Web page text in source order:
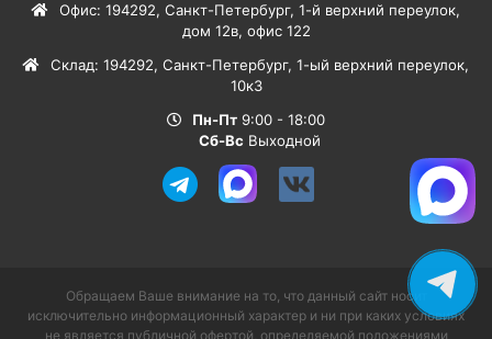
Офис: 194292, Санкт-Петербург, 1-й верхний переулок,
дом 12в, офис 122
Склад: 194292, Санкт-Петербург, 1-ый верхний переулок,
10к3
Пн-Пт 9:00 - 18:00
Сб-Вс Выходной
Обращаем Ваше внимание на то, что данный сайт носит
исключительно информационный характер и ни при каких условиях
не является публичной офертой, определяемой положениями